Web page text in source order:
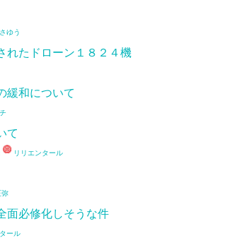
ゆう
れたドローン１８２４機
緩和について
て
リリエンタール
弥
面必修化しそうな件
ール